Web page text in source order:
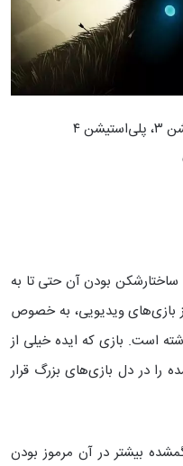
ساختارشکن بودن آن حتی تا به
بازی‌های ویدیویی، به خصوص
است. بازی که ایده خیلی از
در دل بازی‌های بزرگ قرار
بیشتر در آن مرموز بودن